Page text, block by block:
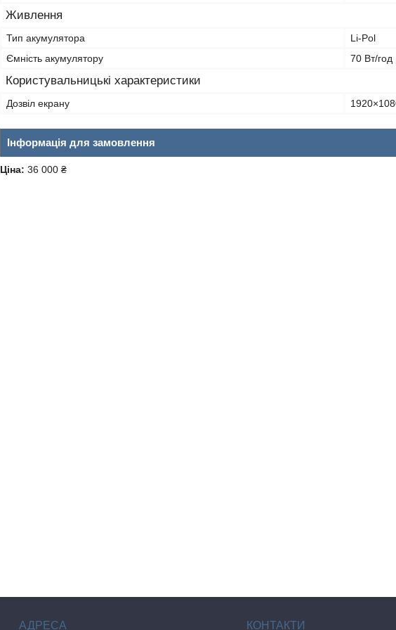
Живлення
Тип акумулятора
Li-Pol
Ємність акумулятору
70 Вт/год
Користувальницькі характеристики
Дозвіл екрану
Інформація для замовлення
Ціна: 36 000 ₴